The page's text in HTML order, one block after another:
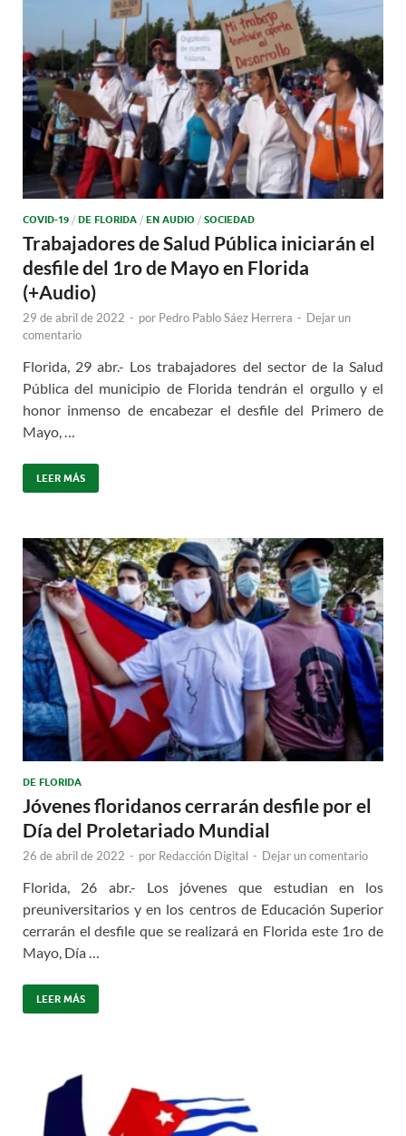
COVID-19 / DE FLORIDA / EN AUDIO / SOCIEDAD
Trabajadores de Salud Pública iniciarán el
desfile del 1ro de Mayo en Florida
(+Audio)
29 de abril de 2022 - por Pedro Pablo Sáez Herrera - Dejar un
comentario
Florida, 29 abr.- Los trabajadores del sector de la Salud
Pública del municipio de Florida tendrán el orgullo y el
honor inmenso de encabezar el desfile del Primero de
Mayo, …
LEER MÁS
DE FLORIDA
Jóvenes floridanos cerrarán desfile por el
Día del Proletariado Mundial
26 de abril de 2022 - por Redacción Digital - Dejar un comentario
Florida, 26 abr.- Los jóvenes que estudian en los
preuniversitarios y en los centros de Educación Superior
cerrarán el desfile que se realizará en Florida este 1ro de
Mayo, Día …
LEER MÁS